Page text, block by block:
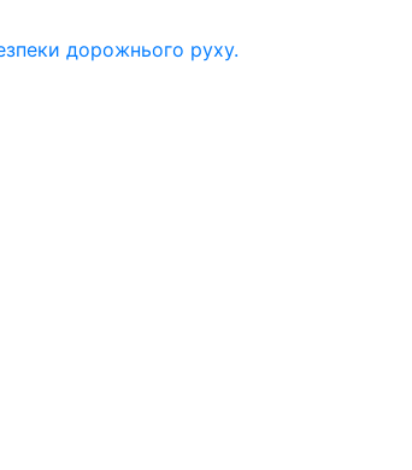
дорожнього руху.